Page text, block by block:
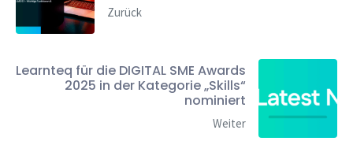
Zurück
Learnteq für die DIGITAL SME Awards
2025 in der Kategorie „Skills“
nominiert
Weiter